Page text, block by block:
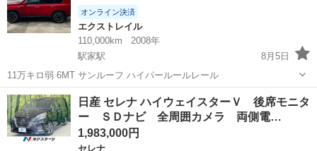
オンライン決済
エクストレイル
110,000km
2008年
駅家駅
8月5日
11万キロ弱 6MT サンルーフ ハイパールールレール
広島 福山市 駅家駅 エクストレイル サンルーフ
日産 セレナ ハイウェイスターＶ 後席モニタ
ー ＳＤナビ 全周囲カメラ 両側電…
1,983,000円
セレナ